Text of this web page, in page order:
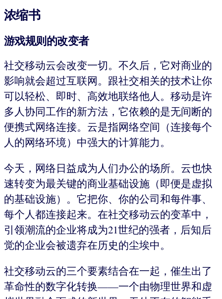
浓缩书
游戏规则的改变者
社交移动云会改变一切。不久后，它对商业的
影响就会超过互联网。跟社交相关的技术让你
可以轻松、即时、高效地联络他人。移动是许
多人协同工作的新方法，它依赖的是无间断的
便携式网络连接。云是指网络空间（连接每个
人的网络环境）中强大的计算能力。
今天，网络日益成为人们办公的场所。云也快
速转变为最关键的商业基础设施（即便是虚拟
的基础设施）。它把你、你的公司和每件事、
每个人都连接起来。在社交移动云的变革中，
引领潮流的企业将成为21世纪的强者，后知后
觉的企业会被遗弃在历史的尘埃中。
社交移动云的三个要素结合在一起，催生出了
革命性的数字化转换——一个由物理世界和虚